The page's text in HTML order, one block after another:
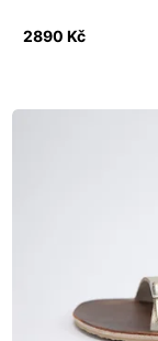
2890 Kč